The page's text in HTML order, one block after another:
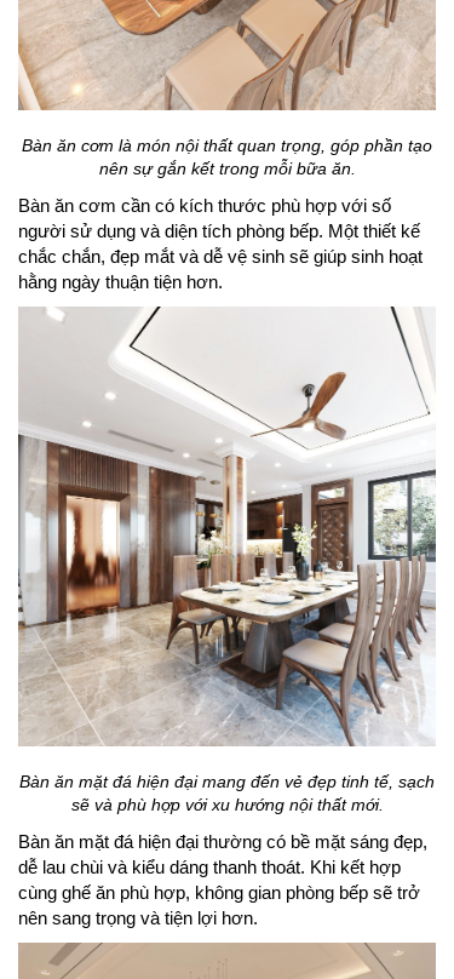
Bàn ăn cơm là món nội thất quan trọng, góp phần tạo
nên sự gắn kết trong mỗi bữa ăn.
Bàn ăn cơm cần có kích thước phù hợp với số
người sử dụng và diện tích phòng bếp. Một thiết kế
chắc chắn, đẹp mắt và dễ vệ sinh sẽ giúp sinh hoạt
hằng ngày thuận tiện hơn.
Bàn ăn mặt đá hiện đại mang đến vẻ đẹp tinh tế, sạch
sẽ và phù hợp với xu hướng nội thất mới.
Bàn ăn mặt đá hiện đại thường có bề mặt sáng đẹp,
dễ lau chùi và kiểu dáng thanh thoát. Khi kết hợp
cùng ghế ăn phù hợp, không gian phòng bếp sẽ trở
nên sang trọng và tiện lợi hơn.